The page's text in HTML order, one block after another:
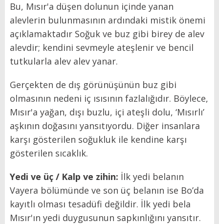
Bu, Mısır'a düşen dolunun içinde yanan
alevlerin bulunmasının ardındaki mistik önemi
açıklamaktadır Soğuk ve buz gibi birey de alev
alevdir; kendini sevmeyle ateşlenir ve bencil
tutkularla alev alev yanar.
Gerçekten de dış görünüşünün buz gibi
olmasının nedeni iç ısısının fazlalığıdır. Böylece,
Mısır'a yağan, dışı buzlu, içi ateşli dolu, ‘Mısırlı’
aşkının doğasını yansıtıyordu. Diğer insanlara
karşı gösterilen soğukluk ile kendine karşı
gösterilen sıcaklık.
Yedi ve üç / Kalp ve zihin: İlk yedi belanın
Vayera bölümünde ve son üç belanın ise Bo’da
kayıtlı olması tesadüfi değildir. İlk yedi bela
Mısır'ın yedi duygusunun sapkınlığını yansıtır.